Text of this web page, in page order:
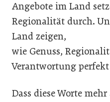
Angebote im Land
Regionalität durch.
Land zeigen,
wie Genuss,
Verantwortung perfekt
Dass diese Worte mehr